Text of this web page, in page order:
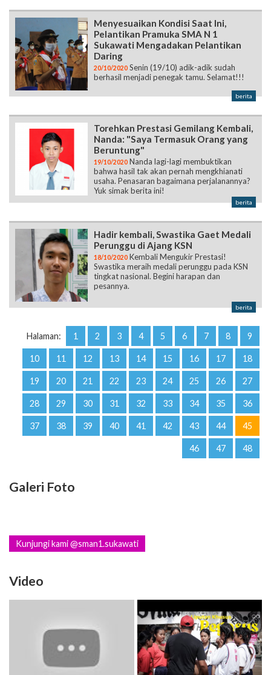
Menyesuaikan Kondisi Saat Ini,
Pelantikan Pramuka SMA N 1
Sukawati Mengadakan Pelantikan
Daring
20/10/2020 Senin (19/10) adik-adik sudah
berhasil menjadi penegak tamu. Selamat!!!
berita
Torehkan Prestasi Gemilang Kembali,
Nanda: "Saya Termasuk Orang yang
Beruntung"
19/10/2020 Nanda lagi-lagi membuktikan
bahwa hasil tak akan pernah mengkhianati
usaha. Penasaran bagaimana perjalanannya?
Yuk simak berita ini!
berita
Hadir kembali, Swastika Gaet Medali
Perunggu di Ajang KSN
18/10/2020 Kembali Mengukir Prestasi!
Swastika meraih medali perunggu pada KSN
tingkat nasional. Begini harapan dan
pesannya.
berita
Halaman: 1 2 3 4 5 6 7 8 9
10 11 12 13 14 15 16 17 18
19 20 21 22 23 24 25 26 27
28 29 30 31 32 33 34 35 36
37 38 39 40 41 42 43 44 45
46 47 48
Galeri Foto
Kunjungi kami @sman1.sukawati
Video